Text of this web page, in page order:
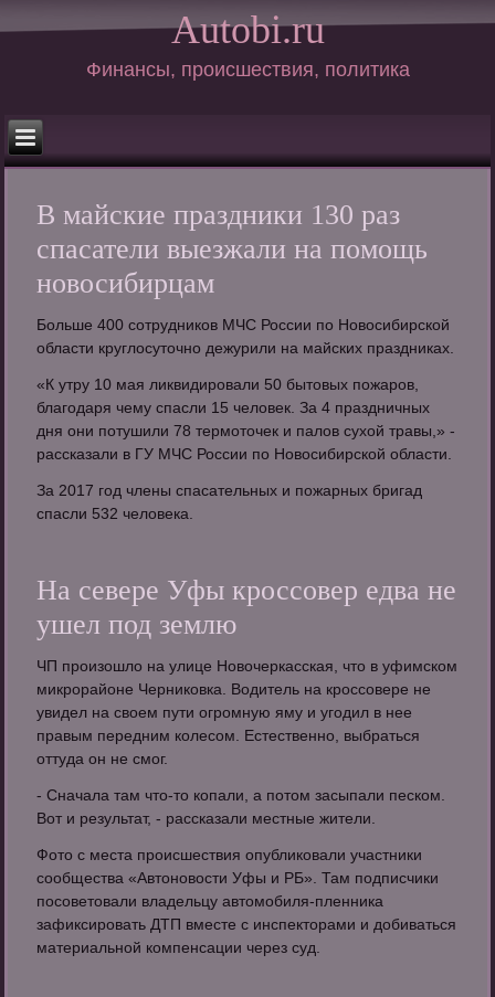
Autobi.ru
Финансы, происшествия, политика
В майские праздники 130 раз
спасатели выезжали на помощь
новосибирцам
Больше 400 сотрудников МЧС России по Новосибирской
области круглосуточно дежурили на майских праздниках.
«К утру 10 мая ликвидировали 50 бытовых пожаров,
благодаря чему спасли 15 человек. За 4 праздничных
дня они потушили 78 термоточек и палов сухой травы,» -
рассказали в ГУ МЧС России по Новосибирской области.
За 2017 год члены спасательных и пожарных бригад
спасли 532 человека.
На севере Уфы кроссовер едва не
ушел под землю
ЧП произошло на улице Новочеркасская, что в уфимском
микрорайоне Черниковка. Водитель на кроссовере не
увидел на своем пути огромную яму и угодил в нее
правым передним колесом. Естественно, выбраться
оттуда он не смог.
- Сначала там что-то копали, а потом засыпали песком.
Вот и результат, - рассказали местные жители.
Фото с места происшествия опубликовали участники
сообщества «Автоновости Уфы и РБ». Там подписчики
посоветовали владельцу автомобиля-пленника
зафиксировать ДТП вместе с инспекторами и добиваться
материальной компенсации через суд.